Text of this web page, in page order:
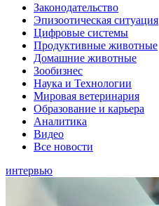
Законодательство
Эпизоотическая ситуация
Цифровые системы
Продуктивные животные
Домашние животные
Зообизнес
Наука и Технологии
Мировая ветеринария
Образование и карьера
Аналитика
Видео
Все новости
интервью